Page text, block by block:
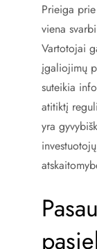
Prieiga
viena
Vartotojai
įgaliojimų
suteikia
atitiktį
yra